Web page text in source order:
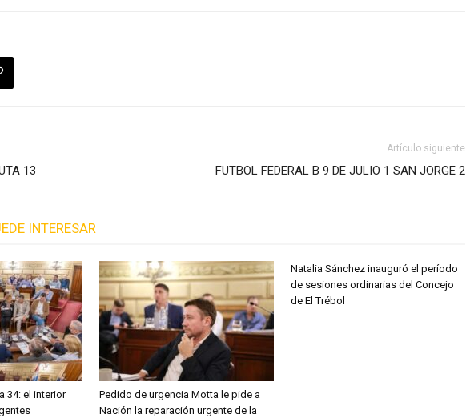
13
Artículo siguiente
FUTBOL FEDERAL B 9 DE JULIO 1 SAN JORGE 2
INTERESAR
34: el interior
Pedido de urgencia Motta le pide a
Nación la reparación urgente de la
Natalia Sánchez inauguró el período
de sesiones ordinarias del Concejo
de El Trébol